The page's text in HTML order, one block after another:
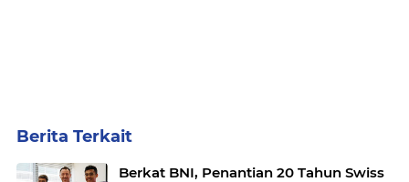
Berita Terkait
Berkat BNI, Penantian 20 Tahun Swiss